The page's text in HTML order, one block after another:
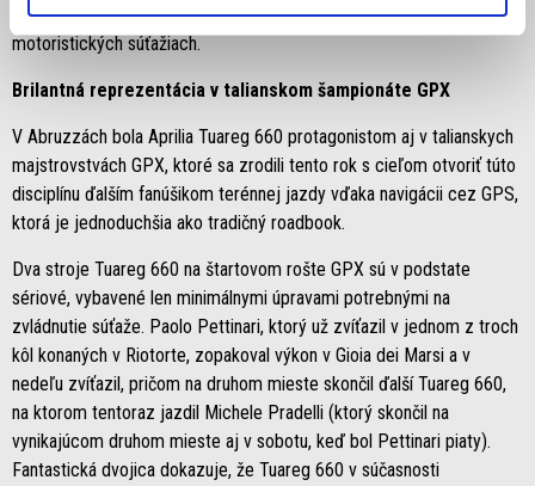
Metzeler Karoo vyrobenými špeciálne pre použitie v rely a
motoristických súťažiach.
Brilantná reprezentácia v talianskom šampionáte GPX
V Abruzzách bola Aprilia Tuareg 660 protagonistom aj v talianskych
majstrovstvách GPX, ktoré sa zrodili tento rok s cieľom otvoriť túto
disciplínu ďalším fanúšikom terénnej jazdy vďaka navigácii cez GPS,
ktorá je jednoduchšia ako tradičný roadbook.
Dva stroje Tuareg 660 na štartovom rošte GPX sú v podstate
sériové, vybavené len minimálnymi úpravami potrebnými na
zvládnutie súťaže. Paolo Pettinari, ktorý už zvíťazil v jednom z troch
kôl konaných v Riotorte, zopakoval výkon v Gioia dei Marsi a v
nedeľu zvíťazil, pričom na druhom mieste skončil ďalší Tuareg 660,
na ktorom tentoraz jazdil Michele Pradelli (ktorý skončil na
vynikajúcom druhom mieste aj v sobotu, keď bol Pettinari piaty).
Fantastická dvojica dokazuje, že Tuareg 660 v súčasnosti